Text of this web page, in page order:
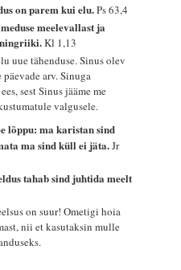
on parem kui elu.Ps 63,4
meelevallast ja
Kl 1,13
uue tähenduse. Sinus olev
arv. Sinuga
sest Sinus jääme me
valgusele.
lõppu: ma karistan sind
ma sind küll ei jäta.Jr
tahab sind juhtida meelt
on suur! Ometigi hoia
nii et kasutaksin mulle